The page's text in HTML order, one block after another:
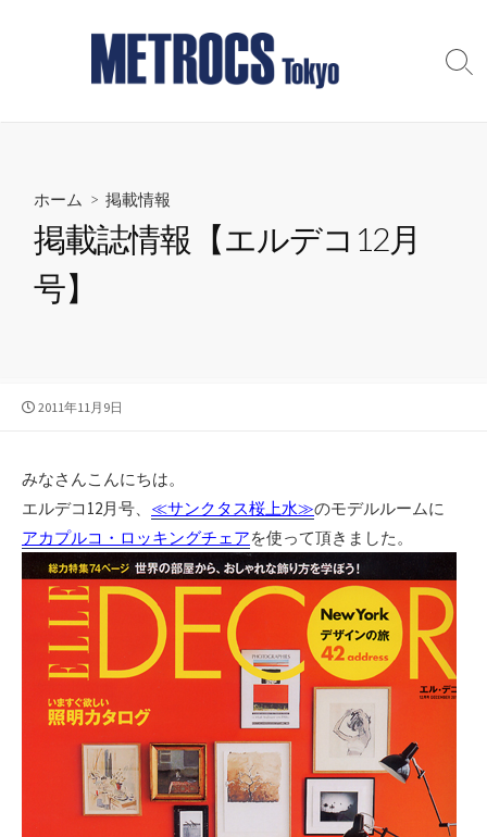
ツ
検
ホーム > 掲載情報
掲載誌情報【エルデコ12月
号】
公
2011年11月9日
みなさんこんにちは。
エルデコ12月号、 ≪サンクタス桜上水≫のモデルルームに
アカプルコ・ロッキングチェアを使って頂きました。